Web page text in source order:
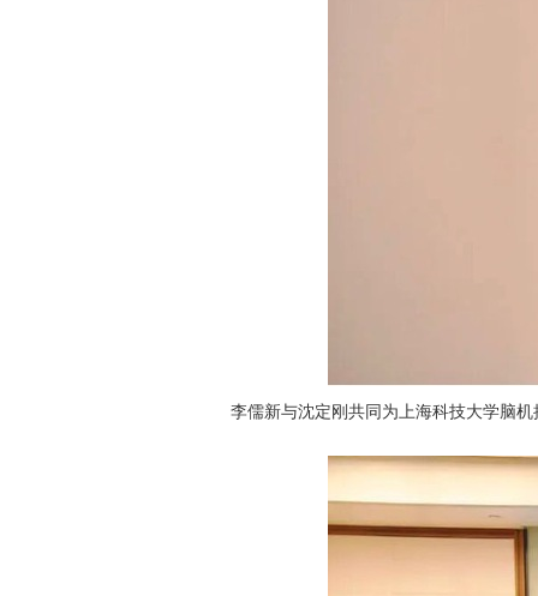
李儒新与沈定刚共同为上海科技大学脑